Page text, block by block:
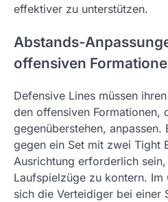
effektiver zu unterstützen.
Abstands-
offensiven
Defensive Lines müssen
den offensiven Formationen,
gegenüberstehen, anpassen.
gegen ein Set mit zwei Tight
Ausrichtung erforderlich
Laufspielzüge zu kontern. Im
sich die Verteidiger bei einer